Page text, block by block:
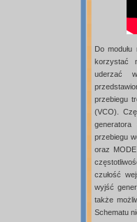
Do
korzystać
uderzać
przebiegu
(VCO).
przebiegu
oraz
czułość
wyjść
także
Schematu